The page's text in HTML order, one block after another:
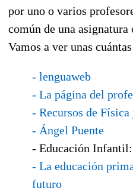
por uno o varios
común de una asignatura
Vamos a ver unas
- lenguaweb
- La página del
- Recursos de
- Ángel Puente
- Educación Infantil:
- La educación
futuro